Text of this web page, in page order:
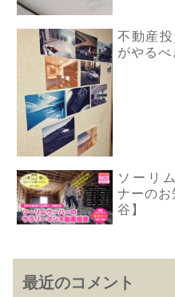
不動産
がやるべ
ソーリ
ナーの
谷】
最近のコメント